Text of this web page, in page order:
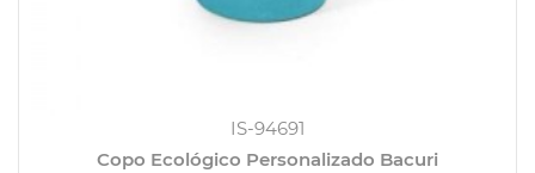
IS-94691
Copo Ecológico Personalizado Bacuri